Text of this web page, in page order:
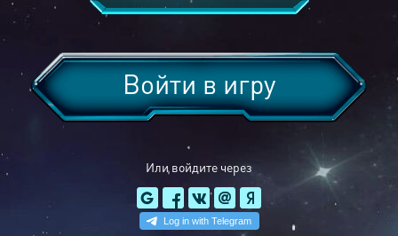
Или войдите через
Войти в игру